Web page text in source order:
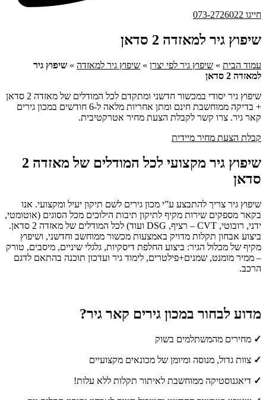
חייגו 073-2726022
שיפוץ גיר למאזדה 2 סדאן
עמוד הבית » שיפוץ גיר לפי יצרן » שיפוץ גיר למאזדה » שיפוץ גיר
למאזדה 2 סדאן
שיפוץ גיר יסודי במכשור חדשני ומתקדם לכל המודלים של מאזדה 2 סדאן
+ בדיקה ממוחשבת חינם ומתן אחריות מלאה ל-6 חודשים במכון גירים
קאר גיר. צרו קשר לקבלת הצעת מחיר אטרקטיבית.
קבלת הצעת מחיר מיידית
שיפוץ גיר מקצועי לכל המודלים של מאזדה 2
סדאן
שיפוץ גיר צריך להתבצע ע”י מכון גירים לשם תיקון יעיל ומקצועי. אנו
בקאר מספקים שירות מקיף לתיקון תיבות הילוכים מכל הסוגים (אוטומטי,
ידני, רובוטי, CVT – רציף, DSG ועוד) לכל המודלים של מאזדה 2 סדאן.
ביצוע אבחון תקלות מדויק באמצעות מכשור ממוחשב וחדשני, ושיפוץ
מקיף של מכלול הגיר: ביצוע החלפת דיסקיות, גלגלי שיניים, מיסבים, טורק
– ממיר מומנט, שמנים+פילטרים, לימוד גיר ועדכון תוכנה בהתאם לדגם
הרכב.
מדוע לבחור במכון גירים קאר גיר?
✓ מחירים מהמשתלמים בשוק
✓ צוות גדול, מנוסה ומיומן של מכונאים מקצועיים
✓ דיאגנוסטיקה ממוחשבת לאיתור תקלות ללא עלות!